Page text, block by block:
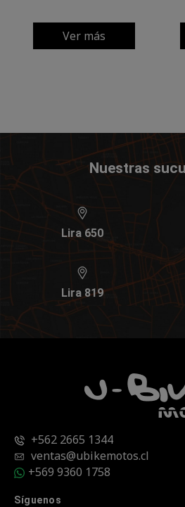
Ver más
Nuestras
Lira 650
Lira 819
+562 2665 1344
ventas@ubikemotos.cl
+569 9360 1758
Síguenos